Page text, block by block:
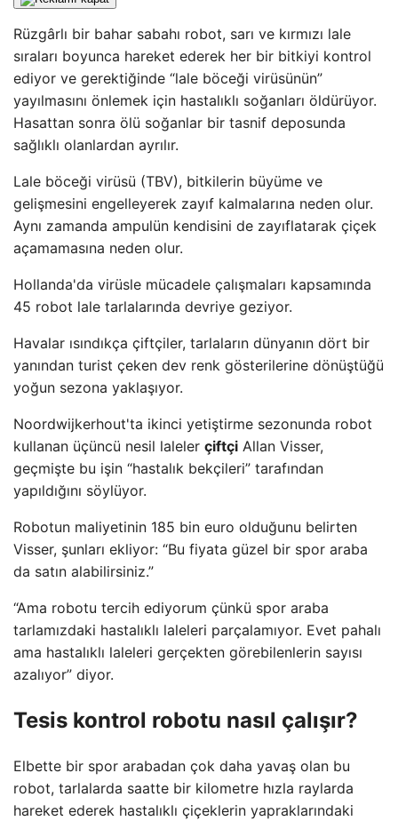
Rüzgârlı bir bahar sabahı robot, sarı ve kırmızı lale
sıraları boyunca hareket ederek her bir bitkiyi kontrol
ediyor ve gerektiğinde “lale böceği virüsünün”
yayılmasını önlemek için hastalıklı soğanları öldürüyor.
Hasattan sonra ölü soğanlar bir tasnif deposunda
sağlıklı olanlardan ayrılır.
Lale böceği virüsü (TBV), bitkilerin büyüme ve
gelişmesini engelleyerek zayıf kalmalarına neden olur.
Aynı zamanda ampulün kendisini de zayıflatarak çiçek
açamamasına neden olur.
Hollanda'da virüsle mücadele çalışmaları kapsamında
45 robot lale tarlalarında devriye geziyor.
Havalar ısındıkça çiftçiler, tarlaların dünyanın dört bir
yanından turist çeken dev renk gösterilerine dönüştüğü
yoğun sezona yaklaşıyor.
Noordwijkerhout'ta ikinci yetiştirme sezonunda robot
kullanan üçüncü nesil laleler çiftçi Allan Visser,
geçmişte bu işin “hastalık bekçileri” tarafından
yapıldığını söylüyor.
Robotun maliyetinin 185 bin euro olduğunu belirten
Visser, şunları ekliyor: “Bu fiyata güzel bir spor araba
da satın alabilirsiniz.”
“Ama robotu tercih ediyorum çünkü spor araba
tarlamızdaki hastalıklı laleleri parçalamıyor. Evet pahalı
ama hastalıklı laleleri gerçekten görebilenlerin sayısı
azalıyor” diyor.
Tesis kontrol robotu nasıl çalışır?
Elbette bir spor arabadan çok daha yavaş olan bu
robot, tarlalarda saatte bir kilometre hızla raylarda
hareket ederek hastalıklı çiçeklerin yapraklarındaki